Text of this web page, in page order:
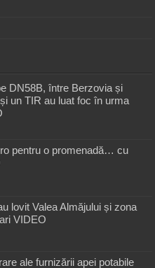
DN58B, între Berzovia și
un TIR au luat foc în urma
pentru o promenadă… cu
lovit Valea Almăjului și zona
VIDEO
ale furnizării apei potabile